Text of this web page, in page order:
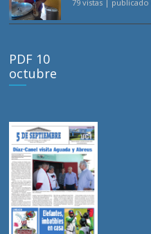
79 vistas | publicado
PDF 10
octubre